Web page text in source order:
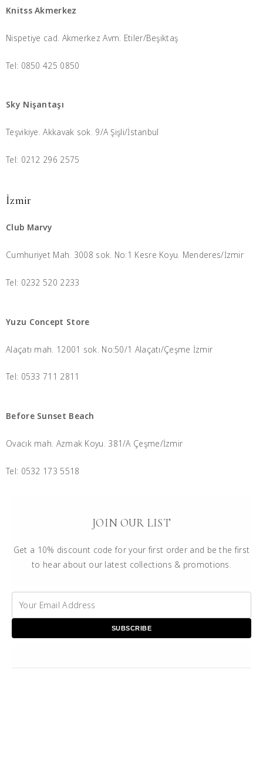
Knitss Akmerkez
Nispetiye cad. Akmerkez Avm. Etiler/Beşiktaş
Tel: 0850 425 0850
Sky Nişantaşı
Teşvikiye. Akkavak sok. 9/A Şişli/İstanbul
Tel: 0212 296 2575
İzmir
Club Marvy
Cumhuriyet Mah. 3008 sok. No:1 Kesre Koyu. Menderes/İzmir
Tel: 0232 520 2233
Yuzu Concept Store
Alaçatı mah. 12001 sok. No:50/1 Alaçatı/Çeşme İzmir
Tel: 0533 711 2811
Before Sunset Beach
Ovacık mah. Azmak Koyu. 381/A Çeşme/İzmir
Tel: 0532 173 5518
JOIN OUR LIST
Get a 10% discount code for your first order and be the first
to hear about our latest collections & promotions.